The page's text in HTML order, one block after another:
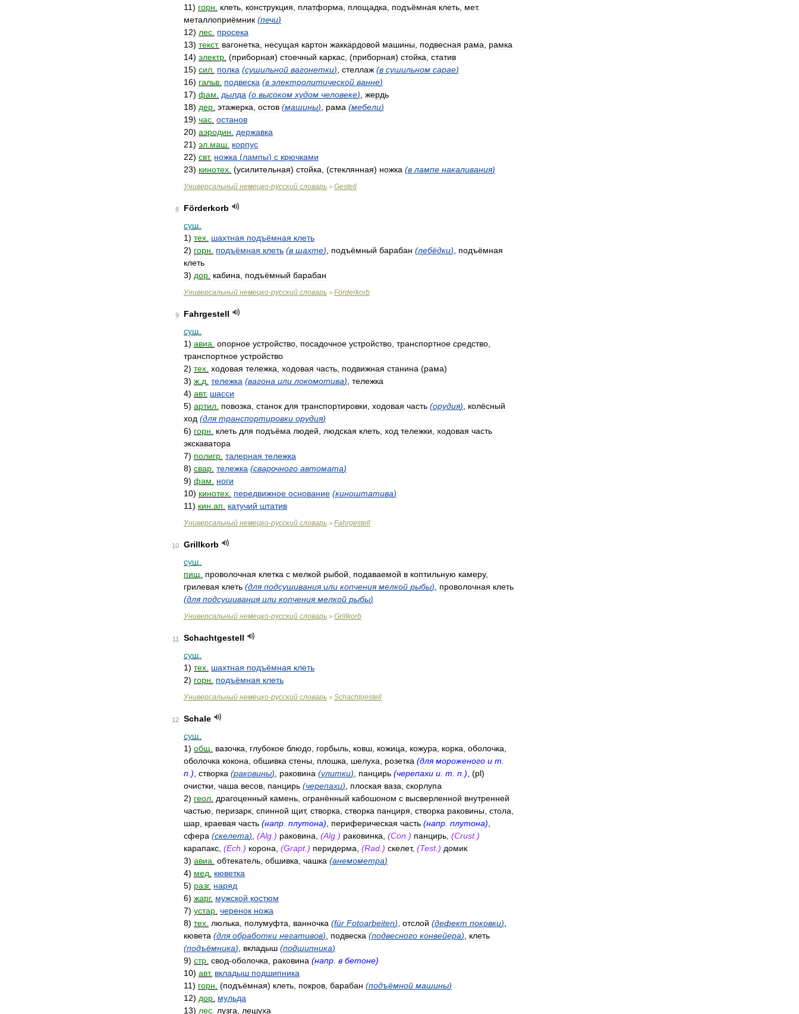
11) горн клеть конструкция платформа площадка подъёмная клеть мет.
металлоприёмник (печи)
12) лес просека
13) текст. вагонетка несущая картон жаккардовой машины подвесная рама
рамка
14) электр (приборная) стоечный каркас , (приборная) стойка статив
15) сил полка (сушильной вагонетки) стеллаж (в сушильном сарае)
16) гальв подвеска (в электролитической ванне)
17) фам дылда (о высоком худом человеке) жердь
18) дер этажерка остов (машины) рама (мебели)
19) час останов
20) аэродин
державка
21) эл маш корпус
22) свт. ножка (лампы) с крючками
23) кинотех (усилительная) стойка , (стеклянная) ножка (в лампе накаливания)
Универсальный немецко-русский словарь > Gestell
8
Förderkorb
сущ
1) тех шахтная подъёмная клеть
2) горн подъёмная клеть (в шахте) подъёмный барабан (лебёдки)
подъёмная
клеть
3) дор кабина подъёмный барабан
Универсальный немецко-русский словарь > Förderkorb
9
Fahrgestell
сущ
1) авиа опорное устройство посадочное устройство транспортное средство
транспортное устройство
2) тех ходовая тележка ходовая часть подвижная станина (рама)
3) ж д тележка (вагона или локомотива) тележка
4) авт. шасси
5) артил повозка станок для транспортировки ходовая часть (орудия)
колёсный
ход (для транспортировки орудия)
6) горн клеть для подъёма людей людская клеть ход тележки ходовая часть
экскаватора
7) полигр талерная тележка
8) свар тележка (сварочного автомата)
9) фам
ноги
10) кинотех передвижное основание (киноштатива)
11) кин ап катучий штатив
Универсальный немецко-русский словарь > Fahrgestell
10
Grillkorb
сущ
пищ
проволочная клетка с мелкой рыбой подаваемой в коптильную камеру,
грилевая клеть (для подсушивания или копчения мелкой рыбы) проволочная клеть
(для подсушивания или копчения мелкой рыбы)
Универсальный немецко-русский словарь > Grillkorb
11
Schachtgestell
сущ
1) тех шахтная подъёмная клеть
2) горн подъёмная клеть
Универсальный немецко-русский словарь > Schachtgestell
12
Schale
сущ
1) общ вазочка глубокое блюдо горбыль ковш кожица кожура корка оболочка
оболочка кокона обшивка стены плошка шелуха розетка (для мороженого и т
п .) створка (раковины) раковина (улитки) панцирь (черепахи и т п .) , (pl)
очистки чаша весов панцирь (черепахи) плоская ваза скорлупа
2) геол драгоценный камень огранённый кабошоном с высверленной внутренней
частью
перизарк спинной щит, створка створка панциря створка раковины стола
шар краевая часть (напр плутона) периферическая часть (напр плутона)
сфера (скелета) (Alg .) раковина (Alg .) раковинка (Con .) панцирь (Crust.)
карапакс (Ech .) корона (Grapt.) перидерма (Rad .) скелет, (Test.) домик
3) авиа обтекатель обшивка чашка (анемометра)
4) мед
кюветка
5) разг. наряд
6) жарг. мужской костюм
7) устар черенок ножа
8) тех люлька полумуфта ванночка (für Fotoarbeiten) отслой (дефект поковки)
кювета (для обработки негативов) подвеска (подвесного конвейера)
клеть
(подъёмника) вкладыш (подшипника)
9) стр свод-оболочка раковина (напр в бетоне)
10) авт. вкладыш подшипника
11) горн (подъёмная) клеть покров барабан (подъёмной машины)
12) дор мульда
13) лес лузга лешуха